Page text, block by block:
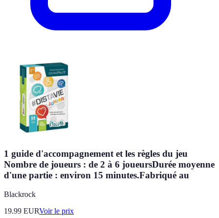
1 guide d'accompagnement et les règles du jeu
Nombre de joueurs : de 2 à 6 joueursDurée moyenne
d'une partie : environ 15 minutes.Fabriqué au
Blackrock
19.99 EURVoir le prix